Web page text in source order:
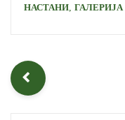
НАСТАНИ, ГАЛЕРИЈА